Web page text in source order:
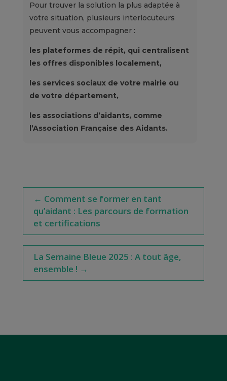
Pour trouver la solution la plus adaptée à
votre situation, plusieurs interlocuteurs
peuvent vous accompagner :
les plateformes de répit, qui centralisent
les offres disponibles localement,
les services sociaux de votre mairie ou
de votre département,
les associations d’aidants, comme
l’Association Française des Aidants.
← Comment se former en tant
qu’aidant : Les parcours de formation
et certifications
La Semaine Bleue 2025 : A tout âge,
ensemble ! →